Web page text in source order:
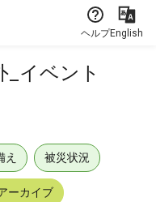
ヘルプEnglish
_イベント
え 被災状況
ーカイブ